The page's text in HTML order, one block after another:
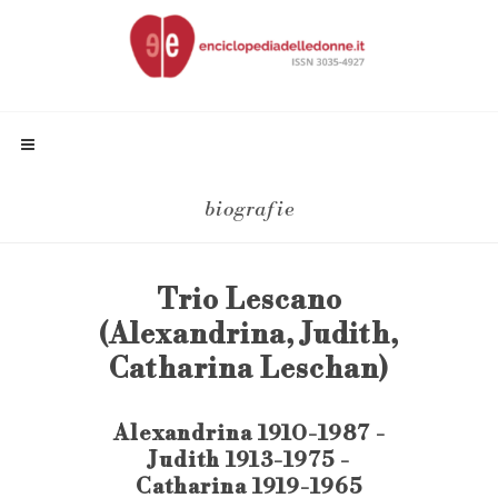
biografie
Trio Lescano
(Alexandrina, Judith,
Catharina Leschan)
Alexandrina 1910-1987 -
Judith 1913-1975 -
Catharina 1919-1965